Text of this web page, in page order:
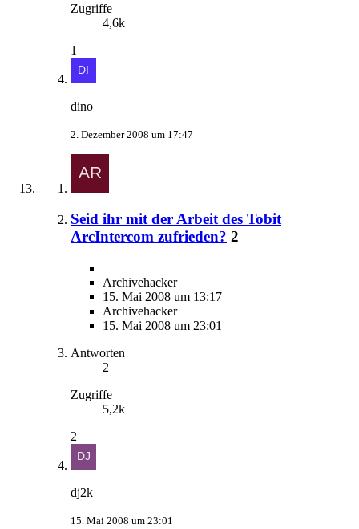
Zugriffe
4,6k
1
dino
2. Dezember 2008 um 17:47
Seid ihr mit der Arbeit des Tobit
ArcIntercom zufrieden? 2
Archivehacker
15. Mai 2008 um 13:17
Archivehacker
15. Mai 2008 um 23:01
Antworten
2
Zugriffe
5,2k
2
dj2k
15. Mai 2008 um 23:01